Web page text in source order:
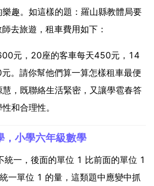
趣。如這樣的題：羅山縣教體局要
去旅遊，租車費用如下：
元，20座的客車每天450元，14
。請你幫他們算一算怎樣租車最便
，既聯絡生活緊密，又讓學雹春答
和合理性。
，小學六年級數學
統一，後面的單位 1 比前面的單位 1
一單位 1 的量，這類題中應變中抓